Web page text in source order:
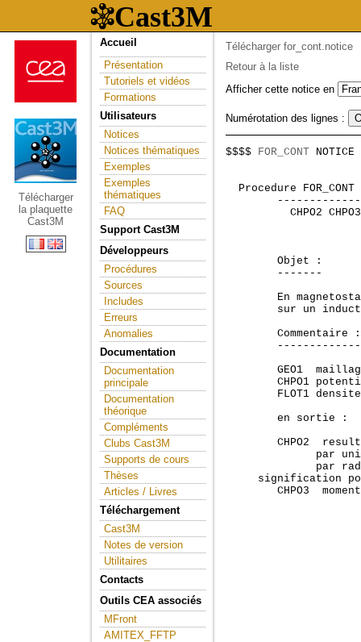
Télécharger
la plaquette
Cast3M
Accueil
Présentation
Tutoriels et vidéos
Formations
Utilisateurs
Notices
Notices thématiques
Exemples
Exemples
thématiques
FAQ
Support Cast3M
Développeurs
Procédures
Sources
Includes
Erreurs
Anomalies
Documentation
Documentation
principale
Documentation
théorique
Compléments
Clubs Cast3M
Supports de cours
Thèses
Articles / Livres
Téléchargement
Cast3M
Notes de version
Utilitaires
Contacts
Outils CEA associés
MFront
AMITEX_FFTP
Télécharger for_cont.notice
Retour à la liste
Afficher cette notice en
Numérotation des lignes :
$$$$ FOR_CONT
Procedure
CHPO2
        Objet :
        -------
En
sur un
        Commentaire :
GEO1
CHPO1
FLOT1
        en sortie :
CHPO2
par
par
signification
CHPO3